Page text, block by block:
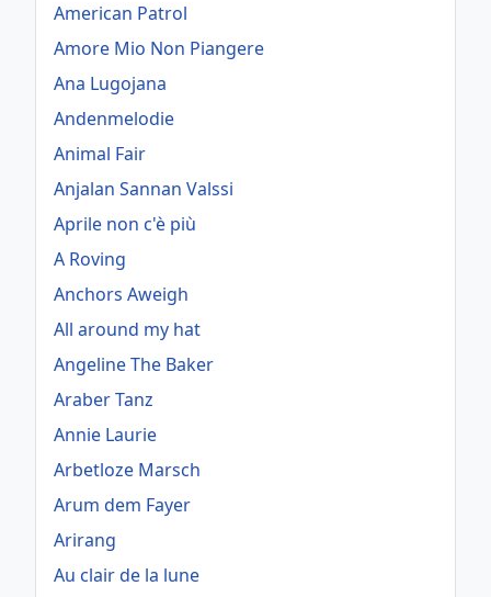
American Patrol
Amore Mio Non Piangere
Ana Lugojana
Andenmelodie
Animal Fair
Anjalan Sannan Valssi
Aprile non c'è più
A Roving
Anchors Aweigh
All around my hat
Angeline The Baker
Araber Tanz
Annie Laurie
Arbetloze Marsch
Arum dem Fayer
Arirang
Au clair de la lune